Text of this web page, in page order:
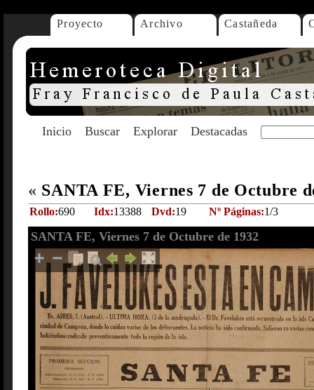
Proyecto Archivo Castañeda
Inicio Buscar Explorar Destacadas
« SANTA FE, Viernes 7 de Octubre
Rollo:690 Idx:13388 Dvd:19 Nº Páginas:1/3
SANTA FE, Viernes 7 de Octubre de 1932